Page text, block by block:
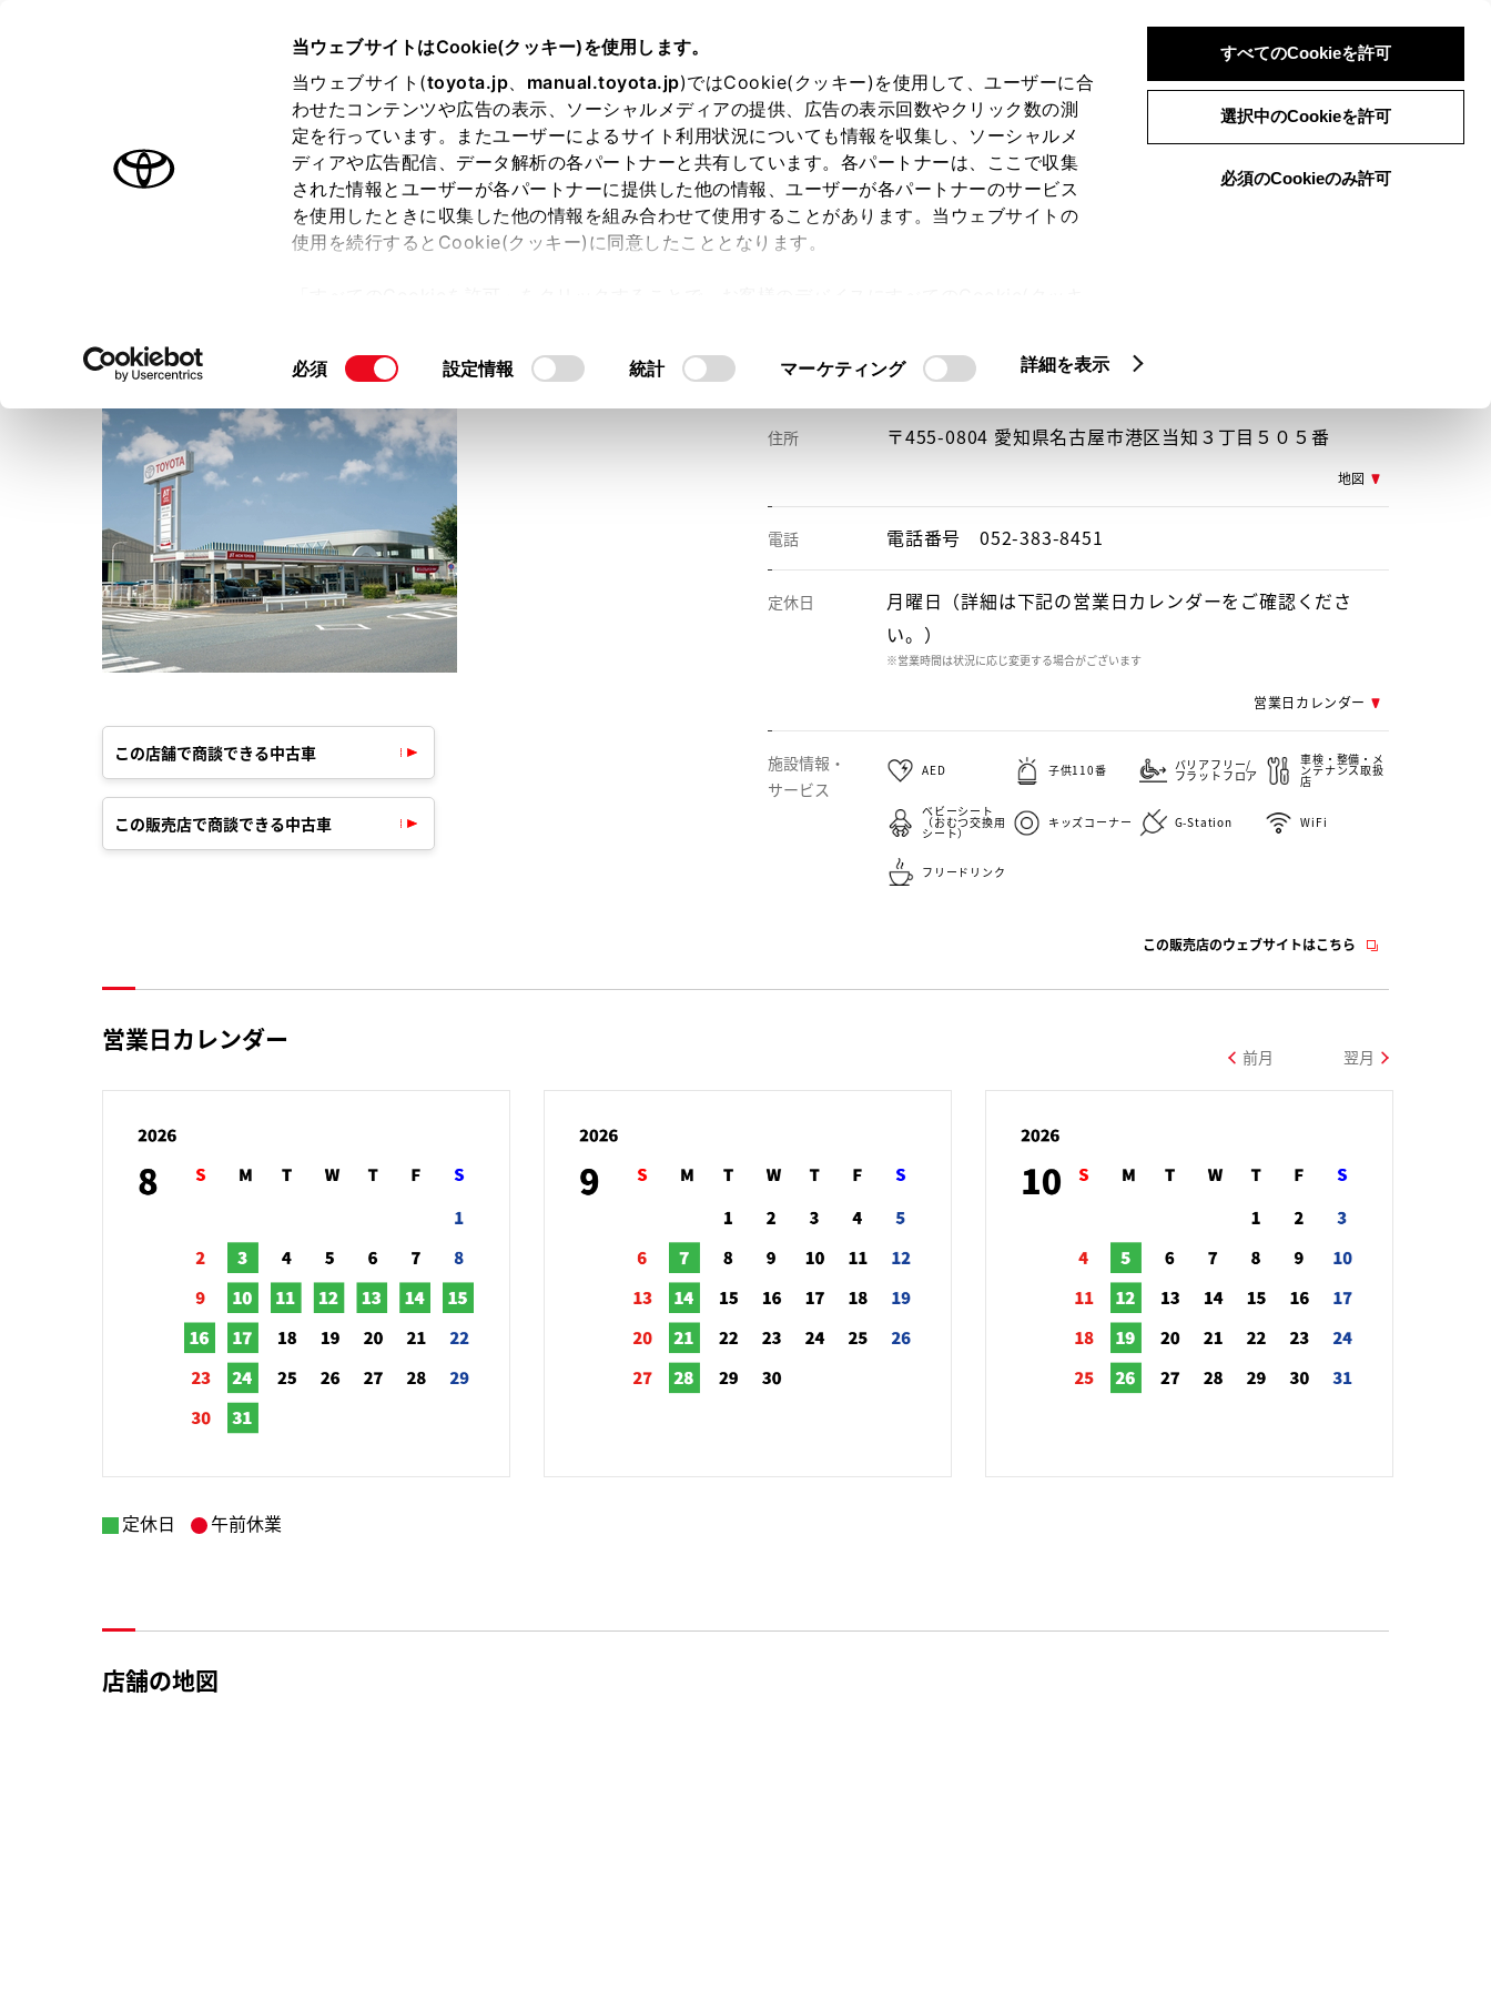
当ウェブサイトはCookie(クッキー)を使用します。
当ウェブサイト(toyota.jp、 manual.toyota.jp)ではCookie(クッキー)を使用して、ユーザーに合
わせたコンテンツや広告の表示、ソーシャルメディアの提供、広告の表示回数やクリック数の測
定を行っています。またユーザーによるサイト利用状況についても情報を収集し、ソーシャルメ
ディアや広告配信、データ解析の各パートナーと共有しています。各パートナーは、ここで収集
された情報とユーザーが各パートナーに提供した他の情報、ユーザーが各パートナーのサービス
を使用したときに収集した他の情報を組み合わせて使用することがあります。当ウェブサイトの
使用を続行するとCookie(クッキー)に同意したこととなります。
て」をご覧ください。
同
の
択
必須 設定情報 統計 マーケティング 詳細を表示
すべてのCookieを許可
選択中のCookieを許可
必須のCookieのみ許可
ログイン 検索 メニュー
オーナーサポート トピックス
トヨタ認定中古車 メニュー
トヨタ認定中古車の魅力 3つの買い方 オンライン購入 お気に入り
当知北店
この店舗で商談できる中古車
この販売店で商談できる中古車
住所 〒455-0804 愛知県名古屋市港区当知３丁目５０５番
地図
電話 電話番号 052-383-8451
定休日
月曜日（詳細は下記の営業日カレンダーをご確認くださ
い。）
※営業時間は状況に応じ変更する場合がございます
営業日カレンダー
施設情報・
サービス
AED 子供110番 バリアフリー/
フラットフロア
車検・整備・メ
ンテナンス取扱
店
ベビーシート
（おむつ交換用
シート）
キッズコーナー G-Station WiFi
フリードリンク
この販売店のウェブサイトはこちら
営業日カレンダー
前月 翌月
定休日 午前休業
店舗の地図